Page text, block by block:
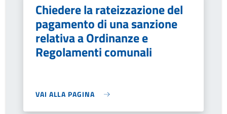
Chiedere la rateizzazione del
pagamento di una sanzione
relativa a Ordinanze e
Regolamenti comunali
VAI ALLA PAGINA